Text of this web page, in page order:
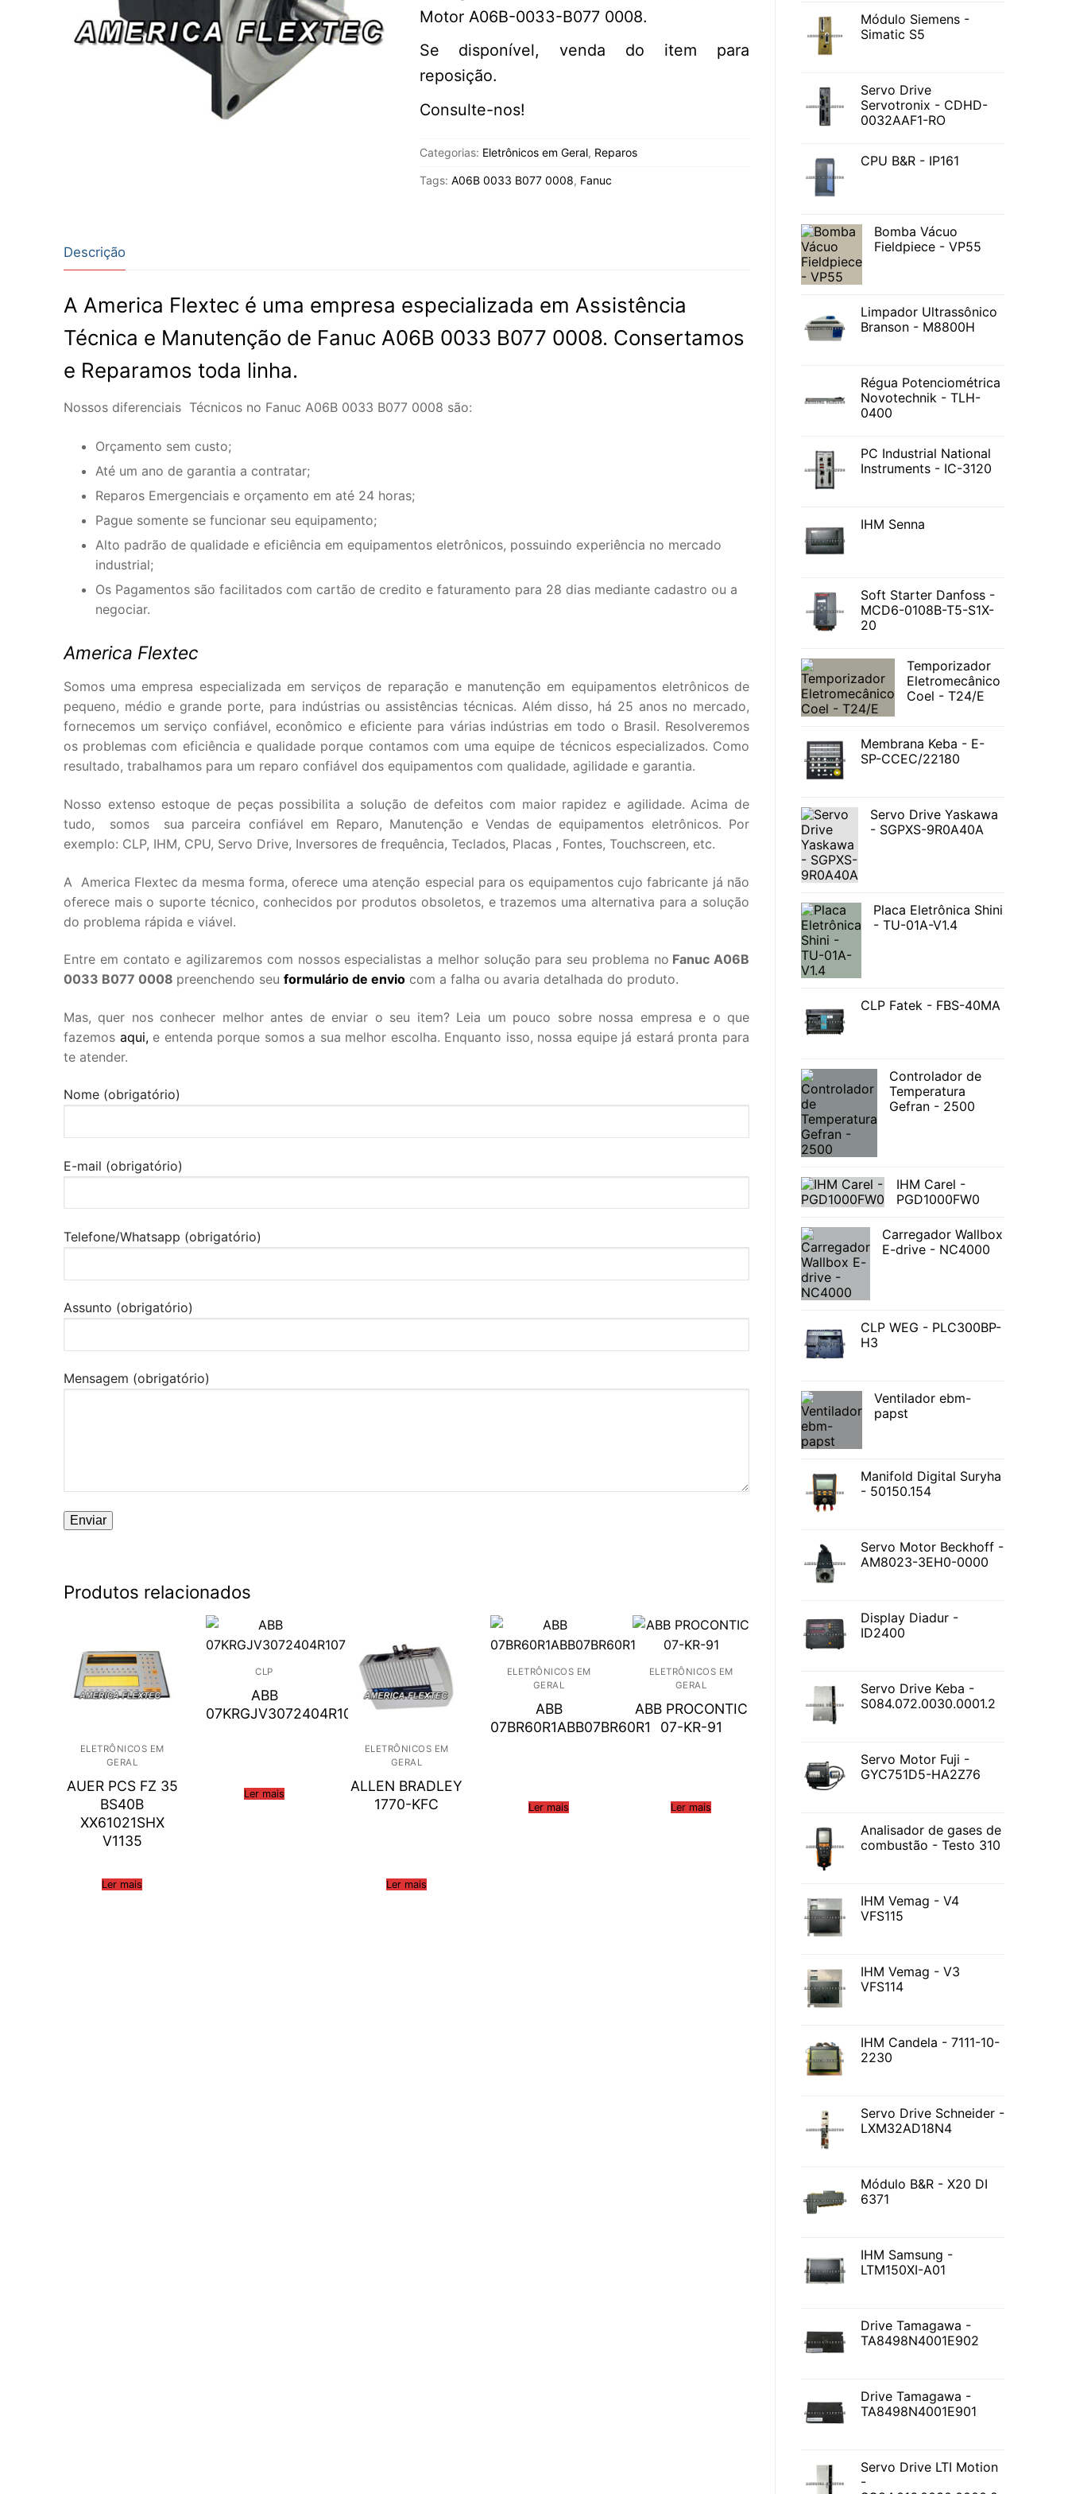
Motor A06B-0033-B077 0008.
Se disponível, venda do item para
reposição.
Consulte-nos!
Categorias: Eletrônicos em Geral, Reparos
Tags: A06B 0033 B077 0008, Fanuc
Descrição
A America Flextec é uma empresa especializada em Assistência
Técnica e Manutenção de Fanuc A06B 0033 B077 0008. Consertamos
e Reparamos toda linha.
Nossos diferenciais Técnicos no Fanuc A06B 0033 B077 0008 são:
Orçamento sem custo;
Até um ano de garantia a contratar;
Reparos Emergenciais e orçamento em até 24 horas;
Pague somente se funcionar seu equipamento;
Alto padrão de qualidade e eficiência em equipamentos eletrônicos, possuindo experiência no mercado
industrial;
Os Pagamentos são facilitados com cartão de credito e faturamento para 28 dias mediante cadastro ou a
negociar.
America Flextec
Somos uma empresa especializada em serviços de reparação e manutenção em equipamentos eletrônicos de
pequeno, médio e grande porte, para indústrias ou assistências técnicas. Além disso, há 25 anos no mercado,
fornecemos um serviço confiável, econômico e eficiente para várias indústrias em todo o Brasil. Resolveremos
os problemas com eficiência e qualidade porque contamos com uma equipe de técnicos especializados. Como
resultado, trabalhamos para um reparo confiável dos equipamentos com qualidade, agilidade e garantia.
Nosso extenso estoque de peças possibilita a solução de defeitos com maior rapidez e agilidade. Acima de
tudo, somos sua parceira confiável em Reparo, Manutenção e Vendas de equipamentos eletrônicos. Por
exemplo: CLP, IHM, CPU, Servo Drive, Inversores de frequência, Teclados, Placas , Fontes, Touchscreen, etc.
A America Flextec da mesma forma, oferece uma atenção especial para os equipamentos cujo fabricante já não
oferece mais o suporte técnico, conhecidos por produtos obsoletos, e trazemos uma alternativa para a solução
do problema rápida e viável.
Entre em contato e agilizaremos com nossos especialistas a melhor solução para seu problema no Fanuc A06B
0033 B077 0008 preenchendo seu formulário de envio com a falha ou avaria detalhada do produto.
Mas, quer nos conhecer melhor antes de enviar o seu item? Leia um pouco sobre nossa empresa e o que
fazemos aqui,e entenda porque somos a sua melhor escolha. Enquanto isso, nossa equipe já estará pronta para
te atender.
Nome (obrigatório)
E-mail (obrigatório)
Telefone/Whatsapp (obrigatório)
Assunto (obrigatório)
Mensagem (obrigatório)
Produtos relacionados
ELETRÔNICOS EM
GERAL
AUER PCS FZ 35
BS40B
XX61021SHX
V1135
Ler mais
CLP
ABB
07KRGJV3072404R107
Ler mais
ELETRÔNICOS EM
GERAL
ALLEN BRADLEY
1770-KFC
Ler mais
ELETRÔNICOS EM
GERAL
ABB
07BR60R1ABB07BR60R1
Ler mais
ELETRÔNICOS EM
GERAL
ABB PROCONTIC
07-KR-91
Ler mais
Módulo Siemens -
Simatic S5
Servo Drive
Servotronix - CDHD-
0032AAF1-RO
CPU B&R - IP161
Bomba Vácuo
Fieldpiece - VP55
Limpador Ultrassônico
Branson - M8800H
Régua Potenciométrica
Novotechnik - TLH-
0400
PC Industrial National
Instruments - IC-3120
IHM Senna
Soft Starter Danfoss -
MCD6-0108B-T5-S1X-
20
Temporizador
Eletromecânico
Coel - T24/E
Membrana Keba - E-
SP-CCEC/22180
Servo Drive Yaskawa
- SGPXS-9R0A40A
Placa Eletrônica Shini
- TU-01A-V1.4
CLP Fatek - FBS-40MA
Controlador de
Temperatura
Gefran - 2500
IHM Carel -
PGD1000FW0
Carregador Wallbox
E-drive - NC4000
CLP WEG - PLC300BP-
H3
Ventilador ebm-
papst
Manifold Digital Suryha
- 50150.154
Servo Motor Beckhoff -
AM8023-3EH0-0000
Display Diadur -
ID2400
Servo Drive Keba -
S084.072.0030.0001.2
Servo Motor Fuji -
GYC751D5-HA2Z76
Analisador de gases de
combustão - Testo 310
IHM Vemag - V4
VFS115
IHM Vemag - V3
VFS114
IHM Candela - 7111-10-
2230
Servo Drive Schneider -
LXM32AD18N4
Módulo B&R - X20 DI
6371
IHM Samsung -
LTM150XI-A01
Drive Tamagawa -
TA8498N4001E902
Drive Tamagawa -
TA8498N4001E901
Servo Drive LTI Motion
-